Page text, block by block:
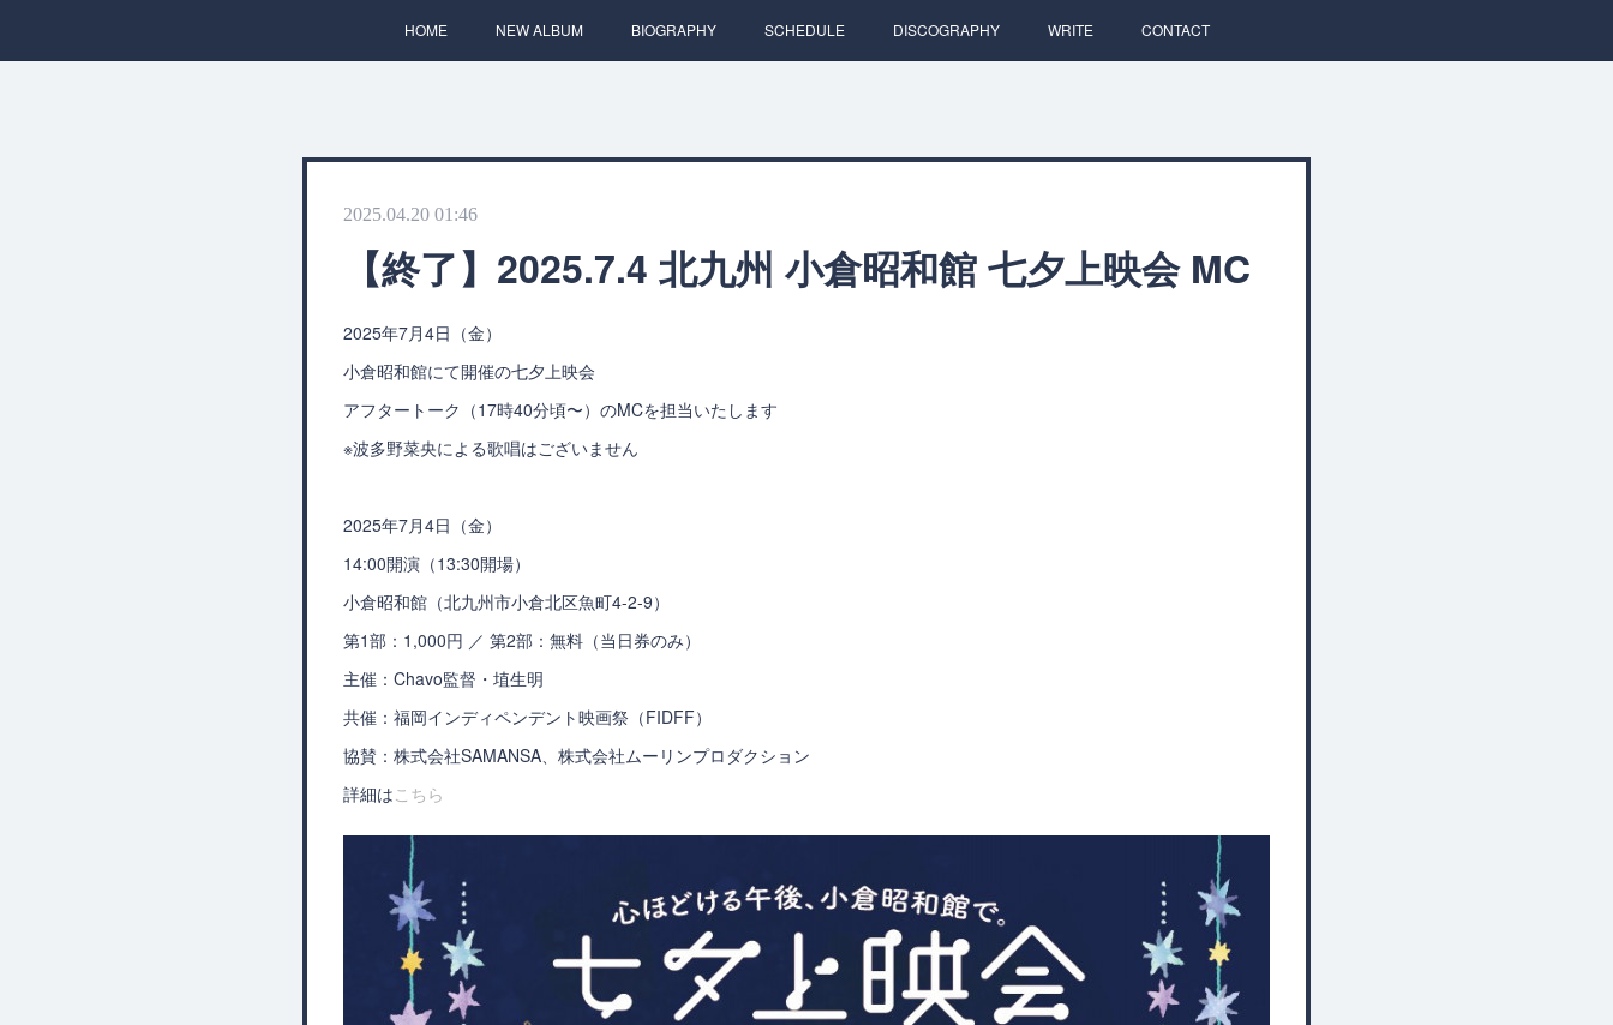
HOME NEW ALBUM BIOGRAPHY SCHEDULE DISCOGRAPHY WRITE CONTACT
2025.04.20 01:46
【終了】2025.7.4 北九州 小倉昭和館 七夕上映会 MC
2025年7月4日（金）
小倉昭和館にて開催の七夕上映会
アフタートーク（17時40分頃〜）のMCを担当いたします
※波多野菜央による歌唱はございません
2025年7月4日（金）
14:00開演（13:30開場）
小倉昭和館（北九州市小倉北区魚町4-2-9）
第1部：1,000円 ／ 第2部：無料（当日券のみ）
主催：Chavo監督・埴生明
共催：福岡インディペンデント映画祭（FIDFF）
協賛：株式会社SAMANSA、株式会社ムーリンプロダクション
詳細はこちら